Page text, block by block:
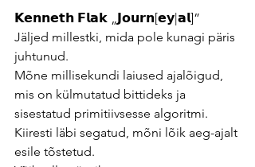
𝗞𝗲𝗻𝗻𝗲𝘁𝗵 𝗙𝗹𝗮𝗸 „𝗝𝗼𝘂𝗿𝗻[𝗲𝘆|𝗮𝗹]”
Jäljed millestki, mida pole kunagi päris
juhtunud.
Mõne millisekundi laiused ajalõigud,
mis on külmutatud bittideks ja
sisestatud primitiivsesse algoritmi.
Kiiresti läbi segatud, mõni lõik aeg-ajalt
esile tõstetud.